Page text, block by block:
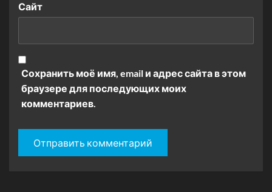
Сайт
Сохранить моё имя, email и адрес сайта в этом
браузере для последующих моих
комментариев.